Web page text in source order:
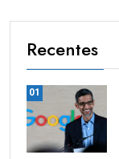
Recentes
01